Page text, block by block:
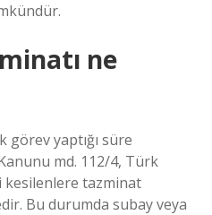
ne
görev yaptığı süre
md. 112/4, Türk
kesilenlere tazminat
Bu durumda subay veya